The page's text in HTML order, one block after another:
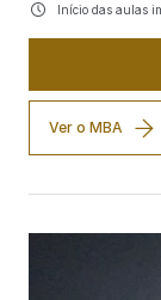
Início das aulas
Ver o MBA